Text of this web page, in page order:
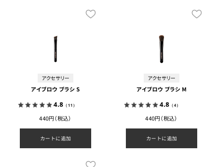
アクセサリー
アイブロウ ブラシ S
4.8 （11）
440円（税込）
カートに追加
アクセサリー
アイブロウ ブラシ M
4.8 （4）
440円（税込）
カートに追加